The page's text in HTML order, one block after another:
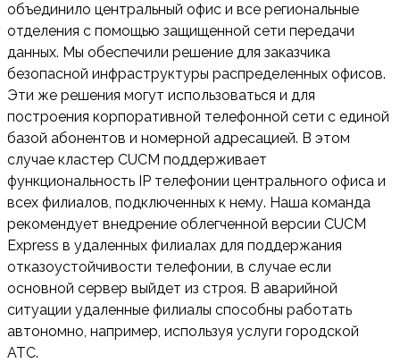
объединило центральный офис и все региональные
отделения с помощью защищенной сети передачи
данных. Мы обеспечили решение для заказчика
безопасной инфраструктуры распределенных офисов.
Эти же решения могут использоваться и для
построения корпоративной телефонной сети с единой
базой абонентов и номерной адресацией. В этом
случае кластер CUCM поддерживает
функциональность IP телефонии центрального офиса и
всех филиалов, подключенных к нему. Наша команда
рекомендует внедрение облегченной версии CUCM
Express в удаленных филиалах для поддержания
отказоустойчивости телефонии, в случае если
основной сервер выйдет из строя. В аварийной
ситуации удаленные филиалы способны работать
автономно, например, используя услуги городской
АТС.